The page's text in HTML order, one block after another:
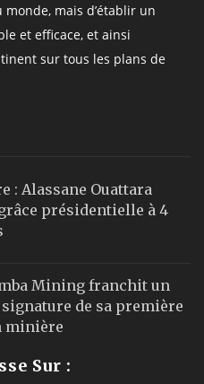
mais d’établir un
et efficace, et ainsi
sur tous les plans de
: Alassane Ouattara
présidentielle à 4
Mining franchit un
signature de sa première
minière
Sur :